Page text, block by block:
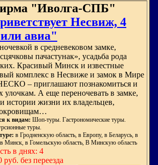
"Иволга-СПБ"
Несвиж, 4
авиа"
в средневековом замке,
пачастунак», усадьба рода
Красивый Минск и известные
комплекс в Несвиже и замок в Мире
– приглашают познакомиться и
улочкам. А еще переночевать в замке,
истории жизни их владельцев,
к видам: Шоп-туры. Гастрономические туры.
туры.
в Гродненскую область, в Европу, в Беларусь, в
Минск, в Гомельскую область, В Минскую область
в днях: 4
без переезда